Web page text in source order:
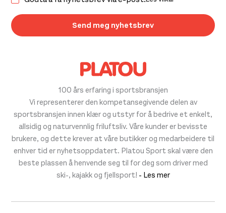
100 års erfaring i sportsbransjen
Vi representerer den kompetansegivende delen av
sportsbransjen innen klær og utstyr for å bedrive et enkelt,
allsidig og naturvennlig friluftsliv. Våre kunder er bevisste
brukere, og dette krever at våre butikker og medarbeidere til
enhver tid er nyhetsoppdatert. Platou Sport skal være den
beste plassen å henvende seg til for deg som driver med
ski-, kajakk og fjellsport! - Les mer